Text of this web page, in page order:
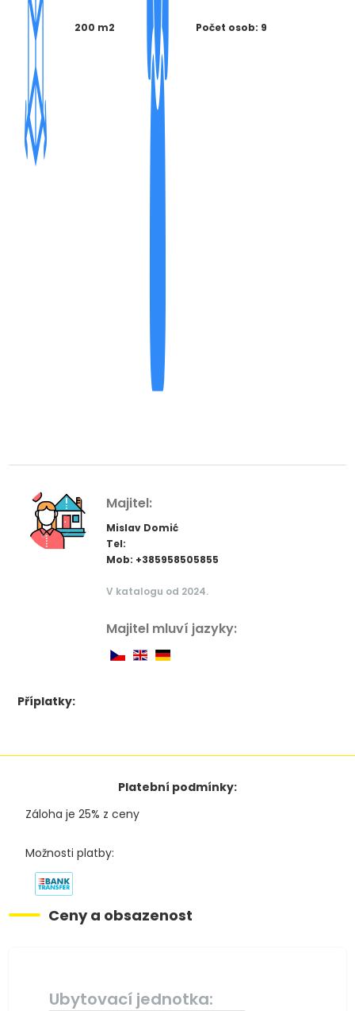
200 m2 Počet osob: 9
Majitel:
Mislav Domić
Tel:
Mob: +385958505855
V katalogu od 2024.
Majitel mluví jazyky:
Příplatky:
Platební podmínky:
Záloha je 25% z ceny
Možnosti platby:
Ceny a obsazenost
Ubytovací jednotka: